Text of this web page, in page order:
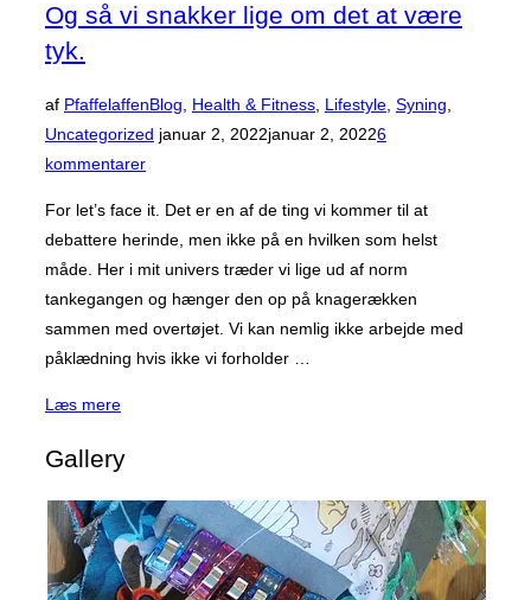
Og så vi snakker lige om det at være
tyk.
af PfaffelaffenBlog Health & Fitness Lifestyle Syning
Uncategorized Udgivet
januar 2, 2022januar 2, 20226
kommentarer
For let’s face it. Det er en af de ting vi kommer til at
debattere herinde, men ikke på en hvilken som helst
måde. Her i mit univers træder vi lige ud af norm
tankegangen og hænger den op på knagerækken
sammen med overtøjet. Vi kan nemlig ikke arbejde med
påklædning hvis ikke vi forholder …
Læs mere“Og
vi
lige
om
det
Gallery